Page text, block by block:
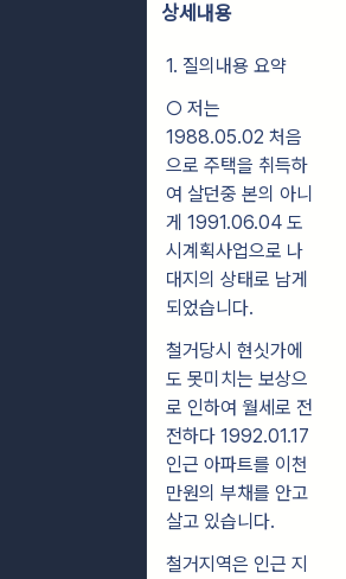
상세내용
1. 질의내용 요약
○ 저는
1988.05.02 처음
으로 주택을 취득하
여 살던중 본의 아니
게 1991.06.04 도
시계획사업으로 나
대지의 상태로 남게
되었습니다.
철거당시 현싯가에
도 못미치는 보상으
로 인하여 월세로 전
전하다 1992.01.17
인근 아파트를 이천
만원의 부채를 안고
살고 있습니다.
철거지역은 인근 지